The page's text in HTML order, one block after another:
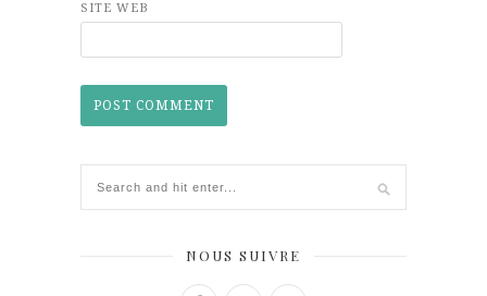
SITE WEB
NOUS SUIVRE